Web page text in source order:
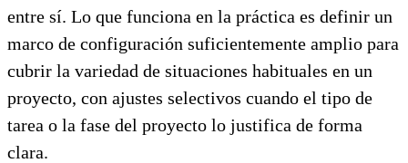
entre sí. Lo que funciona en la práctica es definir un
marco de configuración suficientemente amplio para
cubrir la variedad de situaciones habituales en un
proyecto, con ajustes selectivos cuando el tipo de
tarea o la fase del proyecto lo justifica de forma
clara.